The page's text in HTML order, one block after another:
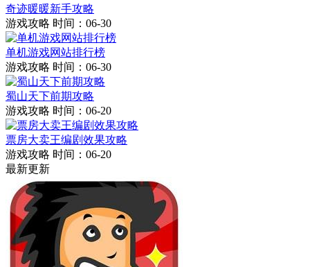
奇迹暖暖新手攻略
游戏攻略 时间：06-30
单机游戏网站排行榜
游戏攻略 时间：06-30
蜀山天下前期攻略
游戏攻略 时间：06-20
票房大卖王编剧效果攻略
游戏攻略 时间：06-20
最新更新